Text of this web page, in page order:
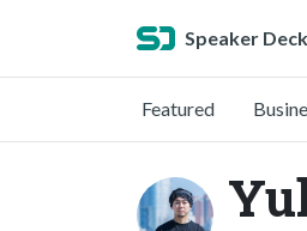
Speaker Deck
Featured